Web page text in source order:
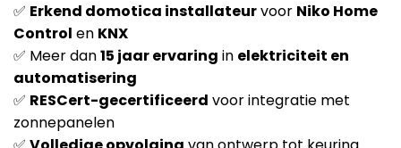
✅ Erkend domotica installateurvoor Niko Home
Control en KNX
✅ Meer dan15 jaar ervaring in elektriciteit en
automatisering
✅ RESCert-gecertificeerd voor integratie met
zonnepanelen